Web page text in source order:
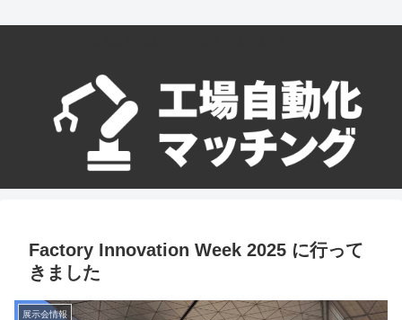
Factory Innovation Week 2025 に行って
きました
展示会情報